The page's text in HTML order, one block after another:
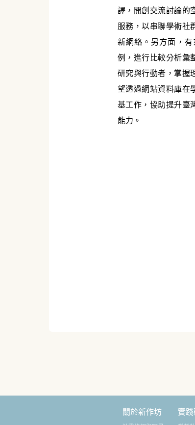
譯，開創交流討論的
服務，以串聯學術社
新網絡。另方面，
例，進行比較分析彙
研究與行動者，掌握
望透過網站資料庫在
基工作，協助提升臺
能力。
關於新作坊 實